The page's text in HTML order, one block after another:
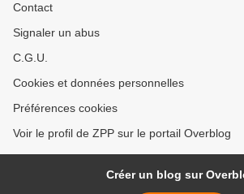
Contact
Signaler un abus
C.G.U.
Cookies et données personnelles
Préférences cookies
Voir le profil de ZPP sur le portail Overblog
Créer un blog sur